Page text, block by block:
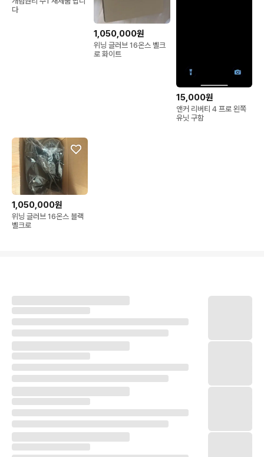
다
1,050,000원
위닝 글러브 16온스 벨크
로 화이트
15,000원
앤커 리버티 4 프로 왼쪽
유닛 구함
1,050,000원
위닝 글러브 16온스 블랙
벨크로